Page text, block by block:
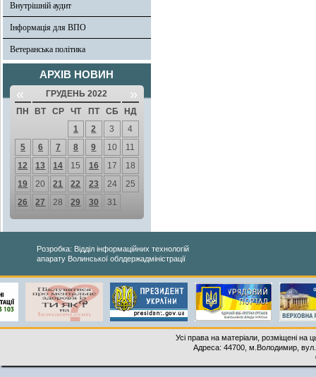
Внутрішній аудит
Інформація для ВПО
Ветеранська політика
АРХІВ НОВИН
« ГРУДЕНЬ 2022 »
ПН ВТ СР ЧТ ПТ СБ
НД
1
2 3
4
5
6 7 8 9 10
11
12
13 14 15 16 17
18
19
20 21 22 23 24
25
26
27 28 29 30 31
Розробка: Відділ інформаційних технологій
апарату Волинської облдержадміністрації
Усі права на матеріали, розміщені на
Адреса: 44700, м.Володимир,